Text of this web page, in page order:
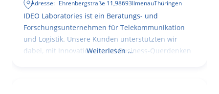
Adresse: Ehrenbergstraße 11,98693IlmenauThüringen
IDEO Laboratories ist ein Beratungs- und
Forschungsunternehmen für Telekommunikation
und Logistik. Unsere Kunden unterstützten wir
dabei, mit Innovationen und Business-Querdenken
Weiterlesen …